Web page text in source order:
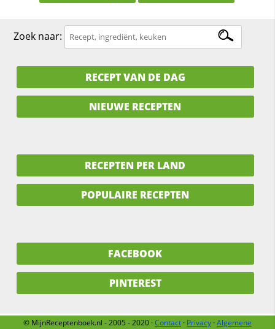
Zoek naar:
RECEPT VAN DE DAG
NIEUWE RECEPTEN
RECEPTEN PER LAND
POPULAIRE RECEPTEN
FACEBOOK
PINTEREST
© MijnReceptenboek.nl - 2005 - 2020 ·Contact · Privacy ·Algemene